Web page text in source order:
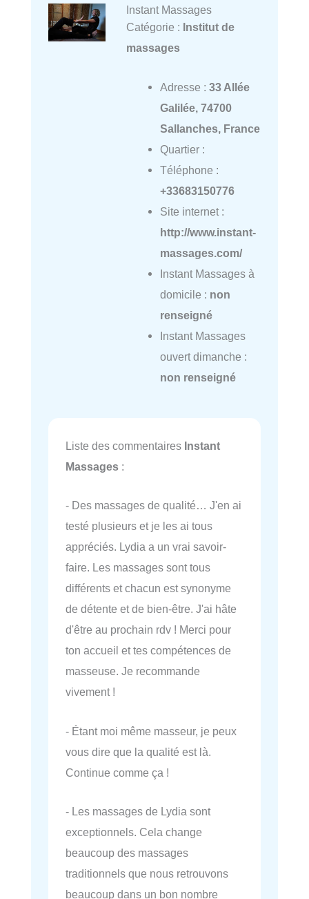
Instant Massages
Catégorie : Institut de
massages
Adresse : 33 Allée
Galilée, 74700
Sallanches, France
Quartier :
Téléphone :
+33683150776
Site internet :
http://www.instant-
massages.com/
Instant Massages à
domicile : non
renseigné
Instant Massages
ouvert dimanche :
non renseigné
Liste des commentaires Instant
Massages :
- Des massages de qualité… J'en ai
testé plusieurs et je les ai tous
appréciés. Lydia a un vrai savoir-
faire. Les massages sont tous
différents et chacun est synonyme
de détente et de bien-être. J'ai hâte
d'être au prochain rdv ! Merci pour
ton accueil et tes compétences de
masseuse. Je recommande
vivement !
- Étant moi même masseur, je peux
vous dire que la qualité est là.
Continue comme ça !
- Les massages de Lydia sont
exceptionnels. Cela change
beaucoup des massages
traditionnels que nous retrouvons
beaucoup dans un bon nombre